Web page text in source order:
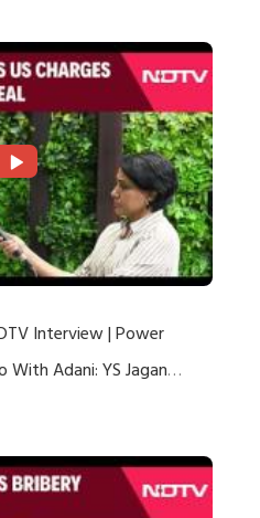
Interview | Power
With Adani: YS Jagan